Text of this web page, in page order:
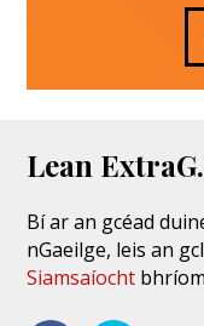
Lean
Bí ar an gcéad
nGaeilge, leis an
Siamsaíocht